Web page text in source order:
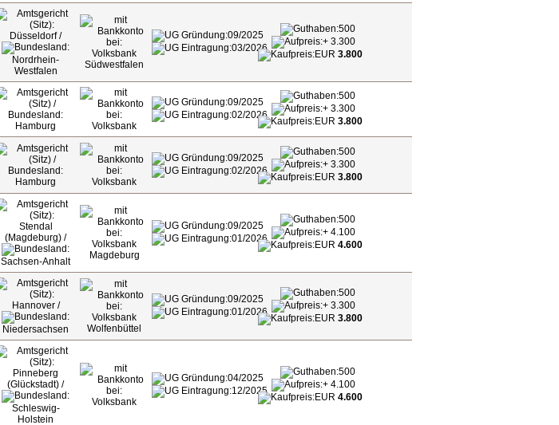
Düsseldorf /
Nordrhein-
Westfalen
Volksbank
Südwestfalen
09/2025
03/2026
500
+ 3.300
EUR3.800
Hamburg Volksbank
09/2025
02/2026
500
+ 3.300
EUR3.800
Hamburg Volksbank
09/2025
02/2026
500
+ 3.300
EUR3.800
Stendal
(Magdeburg) /
Sachsen-Anhalt
Volksbank
Magdeburg
09/2025
01/2026
500
+ 4.100
EUR4.600
Hannover /
Niedersachsen
Volksbank
Wolfenbüttel
09/2025
01/2026
500
+ 3.300
EUR3.800
Pinneberg
(Glückstadt) /
Schleswig-
Holstein
Volksbank
04/2025
12/2025
500
+ 4.100
EUR4.600